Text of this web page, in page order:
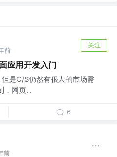
前
关注
应用开发入门
是C/S仍然有很大的市场需
，网页...
6
前